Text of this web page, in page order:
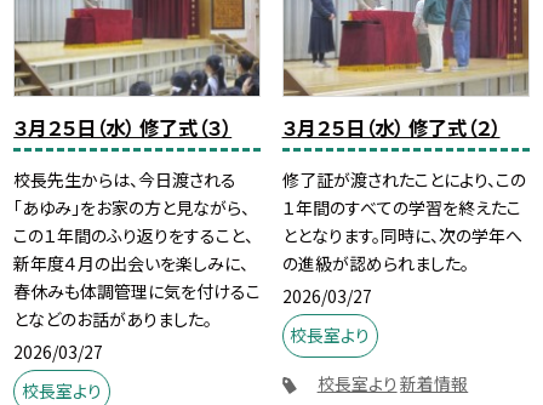
３月２５日（水） 修了式（３）
校長先生からは、今日渡される
「あゆみ」をお家の方と見ながら、
この１年間のふり返りをすること、
新年度４月の出会いを楽しみに、
春休みも体調管理に気を付けるこ
となどのお話がありました。
2026/03/27
校長室より
３月２５日（水） 修了式（２）
修了証が渡されたことにより、この
１年間のすべての学習を終えたこ
ととなります。同時に、次の学年へ
の進級が認められました。
2026/03/27
校長室より
校長室より 新着情報